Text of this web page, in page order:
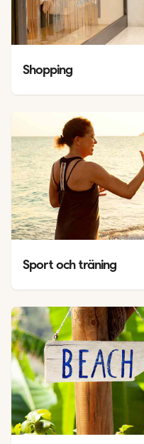
Shopping
Sport och träning